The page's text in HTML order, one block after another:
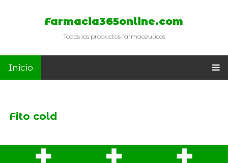
Farmacia365online.com
Todos los productos farmaceuticos
Inicio
Fito cold